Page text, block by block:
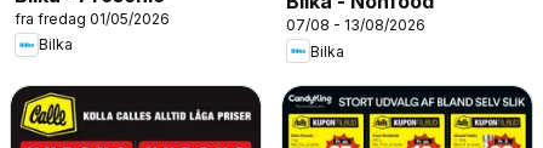
fra fredag 01/05/2026
Bilka
07/08 - 13/08/2026
Bilka